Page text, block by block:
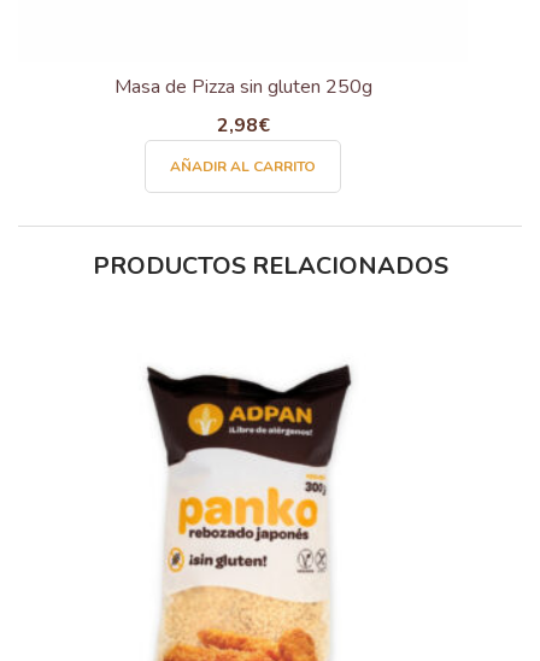
Masa de Pizza sin gluten 250g
2,98€
AÑADIR AL CARRITO
PRODUCTOS RELACIONADOS